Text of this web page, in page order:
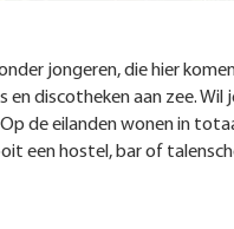
jongeren, die hier
discotheken aan zee. Wil
de eilanden wonen in
een hostel, bar of